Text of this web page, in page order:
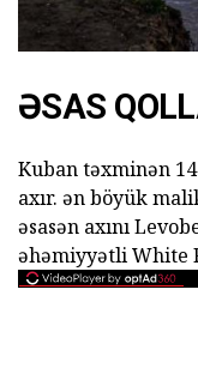
ƏSAS
Kuban təxminən
axır. ən böyük
əsasən axını
əhəmiyyətli White